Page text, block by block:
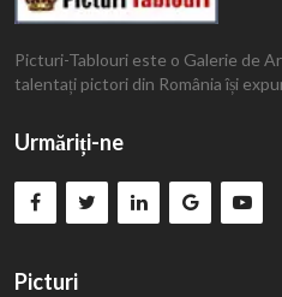
Picturi-Tablouri este o Galerie de
talentați pictori din România își
Urmăriți-ne
Picturi